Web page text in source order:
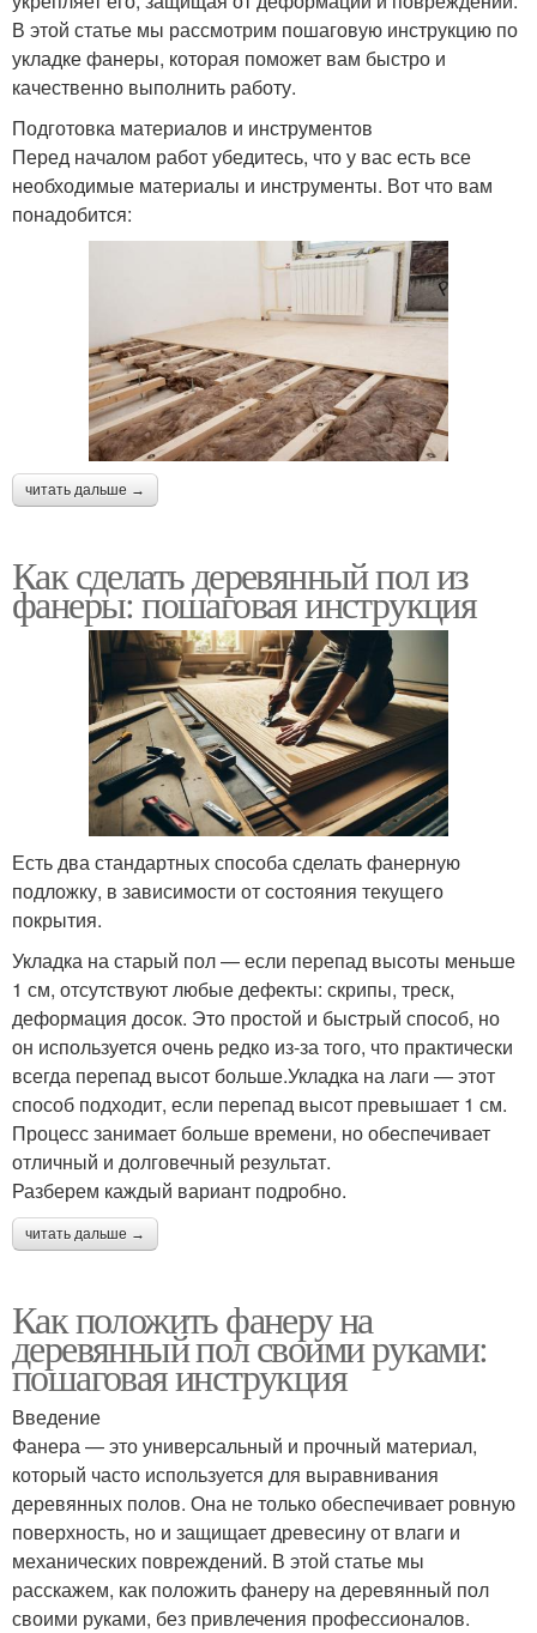
В этой статье мы рассмотрим пошаговую инструкцию по
укладке фанеры, которая поможет вам быстро и
качественно выполнить работу.
Подготовка материалов и инструментов
Перед началом работ убедитесь, что у вас есть все
необходимые материалы и инструменты. Вот что вам
понадобится:
читать дальше →
Как сделать деревянный пол из
фанеры: пошаговая инструкция
Есть два стандартных способа сделать фанерную
подложку, в зависимости от состояния текущего
покрытия.
Укладка на старый пол — если перепад высоты меньше
1 см, отсутствуют любые дефекты: скрипы, треск,
деформация досок. Это простой и быстрый способ, но
он используется очень редко из-за того, что практически
всегда перепад высот больше.Укладка на лаги — этот
способ подходит, если перепад высот превышает 1 см.
Процесс занимает больше времени, но обеспечивает
отличный и долговечный результат.
Разберем каждый вариант подробно.
читать дальше →
Как положить фанеру на
деревянный пол своими руками:
пошаговая инструкция
Введение
Фанера — это универсальный и прочный материал,
который часто используется для выравнивания
деревянных полов. Она не только обеспечивает ровную
поверхность, но и защищает древесину от влаги и
механических повреждений. В этой статье мы
расскажем, как положить фанеру на деревянный пол
своими руками, без привлечения профессионалов.